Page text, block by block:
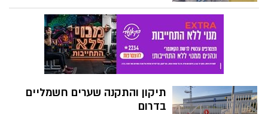
סיבתי בין תנאי העבודה שלו כמכונאי דרך
לבין הפגיעה בעמוד השדרה והצוואר שלו.
תיקון והתקנה שערים חשמליים
בדרום